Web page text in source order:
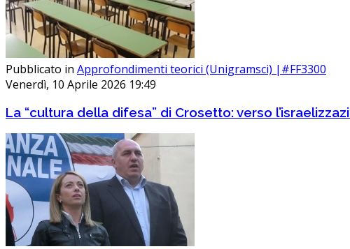
Pubblicato in Approfondimenti teorici (Unigramsci) |#FF3300
Venerdì, 10 Aprile 2026 19:49
La “cultura della difesa” di Crosetto: verso